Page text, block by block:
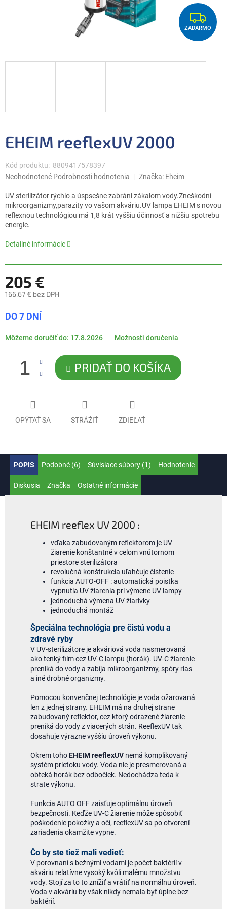
Z
A
A
O
ZADARMO
EHEIM reeflexUV 2000
Kód produktu: 8809417578397
Priemerné
produktu
je
0,0
z
hviezdičiek.
Neohodnotené Podrobnosti hodnotenia Značka: Eheim
UV sterilizátor rýchlo a úspsešne zabráni zákalom vody.Zneškodní
mikroorganizmy,parazity vo vašom akváriu.UV lampa EHEIM s novou
reflexnou technológiou má 1,8 krát vyššiu účinnosť a nižšiu spotrebu
energie.
Detailné informácie
205 €
166,67 € bez DPH
cena:
DO 7 DNÍ
Môžeme doručiť do: 17.8.2026 Možnosti doručenia
PRIDAŤ DO KOŠÍKA
OPÝTAŤ SA STRÁŽIŤ ZDIEĽAŤ
POPIS Podobné (6) Súvisiace súbory (1) Hodnotenie
Diskusia Značka Ostatné informácie
EHEIM reeflex UV 2000 :
vďaka zabudovaným reflektorom je UV
žiarenie konštantné v celom vnútornom
priestore sterilizátora
revolučná konštrukcia uľahčuje čistenie
funkcia AUTO-OFF : automatická poistka
vypnutia UV žiarenia pri výmene UV lampy
jednoduchá výmena UV žiarivky
jednoduchá montáž
Špeciálna technológia pre čistú vodu a
zdravé ryby
V UV-sterilizátore je akváriová voda nasmerovaná
ako tenký film cez UV-C lampu (horák). UV-C žiarenie
preniká do vody a zabíja mikroorganizmy, spóry rias
a iné drobné organizmy.
Pomocou konvenčnej technológie je voda ožarovaná
len z jednej strany. EHEIM má na druhej strane
zabudovaný reflektor, cez ktorý odrazené žiarenie
preniká do vody z viacerých strán. ReeflexUV tak
dosahuje výrazne vyššiu úroveň výkonu.
Okrem tohoEHEIM reeflexUV nemá komplikovaný
systém prietoku vody. Voda nie je presmerovaná a
obteká horák bez odbočiek. Nedochádza teda k
strate výkonu.
Funkcia AUTO OFF zaisťuje optimálnu úroveň
bezpečnosti. Keďže UV-C žiarenie môže spôsobiť
poškodenie pokožky a očí, reeflexUV sa po otvorení
zariadenia okamžite vypne.
Čo by ste tiež mali vedieť:
V porovnaní s bežnými vodami je počet baktérií v
akváriu relatívne vysoký kvôli malému množstvu
vody. Stojí za to to znížiť a vrátiť na normálnu úroveň.
Voda v akváriu by však nikdy nemala byť úplne bez
baktérií.